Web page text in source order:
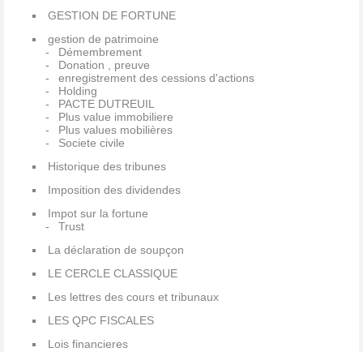
GESTION DE FORTUNE
gestion de patrimoine
Démembrement
Donation , preuve
enregistrement des cessions d'actions
Holding
PACTE DUTREUIL
Plus value immobiliere
Plus values mobilières
Societe civile
Historique des tribunes
Imposition des dividendes
Impot sur la fortune
Trust
La déclaration de soupçon
LE CERCLE CLASSIQUE
Les lettres des cours et tribunaux
LES QPC FISCALES
Lois financieres